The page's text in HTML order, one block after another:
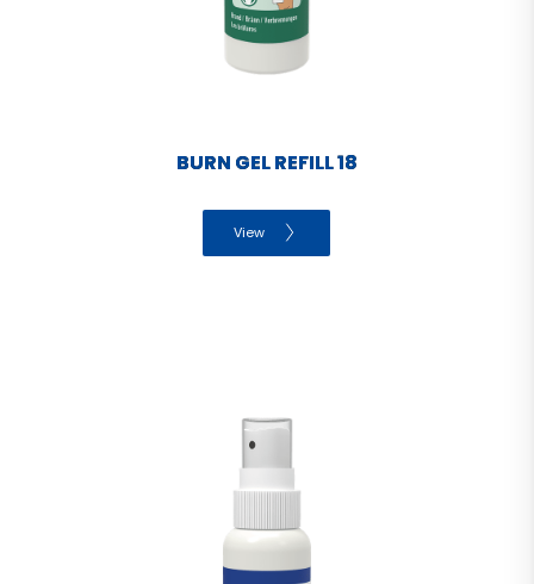
BURN GEL REFILL 18
View